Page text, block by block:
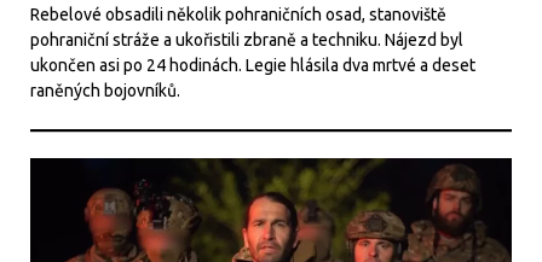
Rebelové obsadili několik pohraničních osad, stanoviště
pohraniční stráže a ukořistili zbraně a techniku. Nájezd byl
ukončen asi po 24 hodinách. Legie hlásila dva mrtvé a deset
raněných bojovníků.